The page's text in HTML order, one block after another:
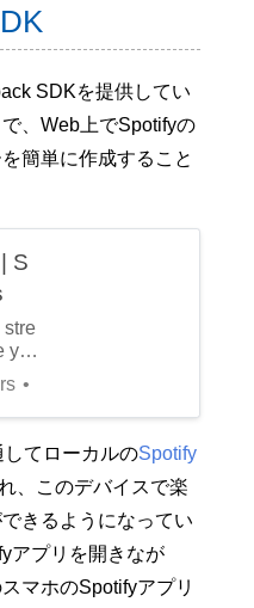
we
こ
み
な
東
好
po
イ
イ
っ
か
に
の
SDKを提供してい
、Web上でSpotifyの
簡単に作成すること
S
stre
you
てローカルのSpotify
、このデバイスで楽
きるようになってい
アプリを開きなが
マホのSpotifyアプリ